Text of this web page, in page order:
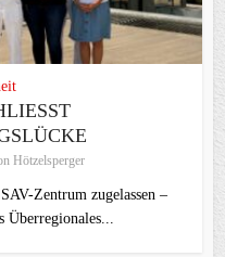
V
Hötzelsperger
Zentrum zugelassen –
Überregionales...